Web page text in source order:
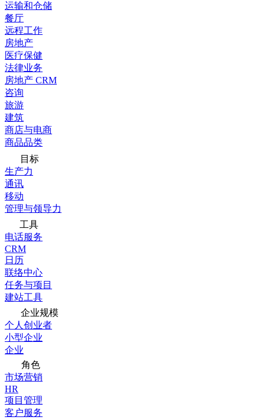
运输和仓储
餐厅
远程工作
房地产
医疗保健
法律业务
房地产 CRM
咨询
旅游
建筑
商店与电商
商品品类
目标
生产力
通讯
移动
管理与领导力
工具
电话服务
CRM
日历
联络中心
任务与项目
建站工具
企业规模
个人创业者
小型企业
企业
角色
市场营销
HR
项目管理
客户服务